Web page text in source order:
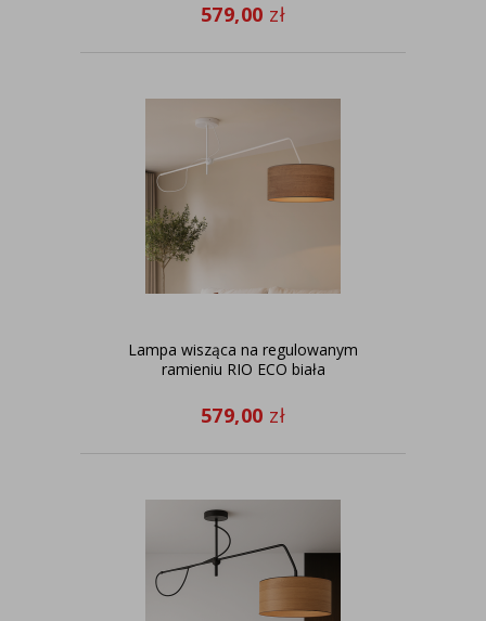
579,00 zł
Lampa wisząca na regulowanym
ramieniu RIO ECO biała
579,00 zł